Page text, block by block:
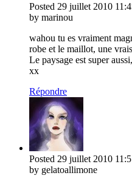
Posted 29 juillet 2010
by marinou
wahou tu es vraiment
robe et le maillot, une
Le paysage est super
xx
Répondre
Posted 29 juillet 2010
by gelatoallimone